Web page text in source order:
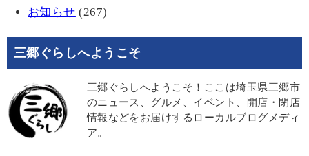
お知らせ (267)
三郷ぐらしへようこそ
三郷ぐらしへようこそ！ここは埼玉県三郷市
のニュース、グルメ、イベント、開店・閉店
情報などをお届けするローカルブログメディ
ア。